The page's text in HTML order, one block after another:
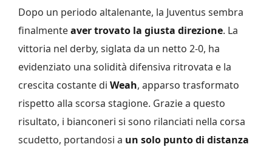
Dopo un periodo altalenante, la Juventus sembra
finalmenteaver trovato la giusta direzione. La
vittoria nel derby, siglata da un netto 2-0, ha
evidenziato una solidità difensiva ritrovata e la
crescita costante di Weah, apparso trasformato
rispetto alla scorsa stagione. Grazie a questo
risultato, i bianconeri si sono rilanciati nella corsa
scudetto, portandosi a un solo punto di distanza